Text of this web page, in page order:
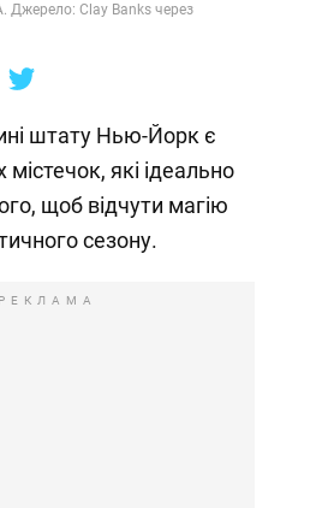
Джерело: Clay Banks через
штату Нью-Йорк є
містечок, які ідеально
щоб відчути магію
сезону.
РЕКЛАМА